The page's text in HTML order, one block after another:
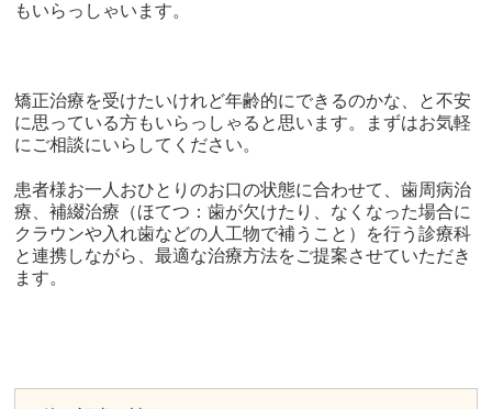
もいらっしゃいます。
矯正治療を受けたいけれど年齢的にできるのかな、と不安
に思っている方もいらっしゃると思います。まずはお気軽
にご相談にいらしてください。
患者様お一人おひとりのお口の状態に合わせて、歯周病治
療、補綴治療（ほてつ：歯が欠けたり、なくなった場合に
クラウンや入れ歯などの人工物で補うこと）を行う診療科
と連携しながら、最適な治療方法をご提案させていただき
ます。